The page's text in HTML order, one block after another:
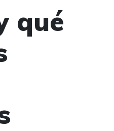
qué